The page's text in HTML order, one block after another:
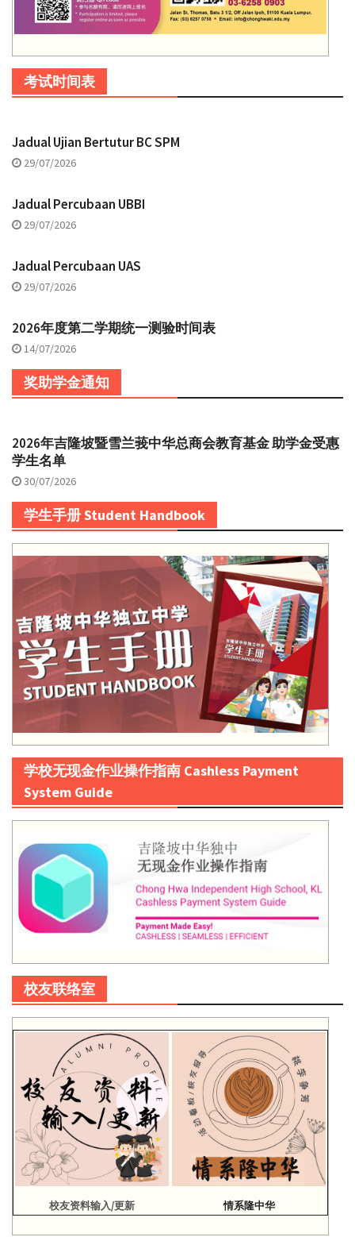
考试时间表
Jadual Ujian Bertutur BC SPM
29/07/2026
Jadual Percubaan UBBI
29/07/2026
Jadual Percubaan UAS
29/07/2026
2026年度第二学期统一测验时间表
14/07/2026
奖助学金通知
2026年吉隆坡暨雪兰莪中华总商会教育基金 助学金受惠
学生名单
30/07/2026
学生手册 Student Handbook
学校无现金作业操作指南 Cashless Payment
System Guide
校友联络室
校友资料输入/更新 情系隆中华